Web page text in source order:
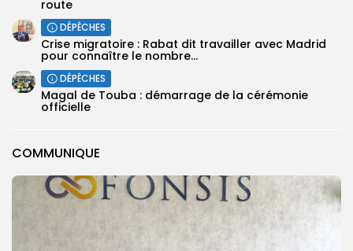
COMMUNIQUE
route
DÉPÊCHES
Crise migratoire : Rabat dit travailler avec Madrid
pour connaître le nombre...
DÉPÊCHES
Magal de Touba : démarrage de la cérémonie
officielle